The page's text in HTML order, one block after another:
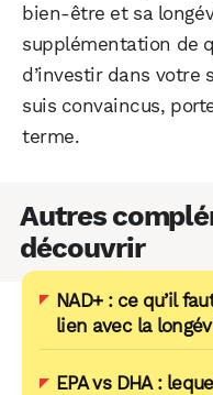
bien-être et sa
supplémentation de
d’investir dans votre
suis convaincus,
terme.
Autres
découvrir
NAD+ : ce qu’il
lien avec la
EPA vs DHA :